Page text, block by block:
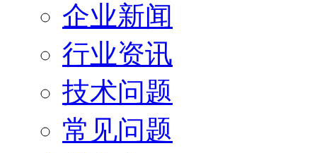
企业新闻
行业资讯
技术问题
常见问题